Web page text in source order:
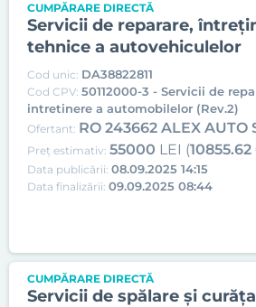
CUMPĂRARE DIRECTĂ
Servicii de reparare,
tehnice a autovehiculelor
Cod unic: DA38822811
Cod CPV: 50112000-3 - Servicii de
intretinere a automobilelor (Rev.2)
Ofertant: RO 243662 ALEX AUTO
Preț estimativ: 55000 LEI (10855.62
Data publicării: 08.09.2025 14:15
Data finalizării: 09.09.2025 08:44
CUMPĂRARE DIRECTĂ
Servicii de spălare și